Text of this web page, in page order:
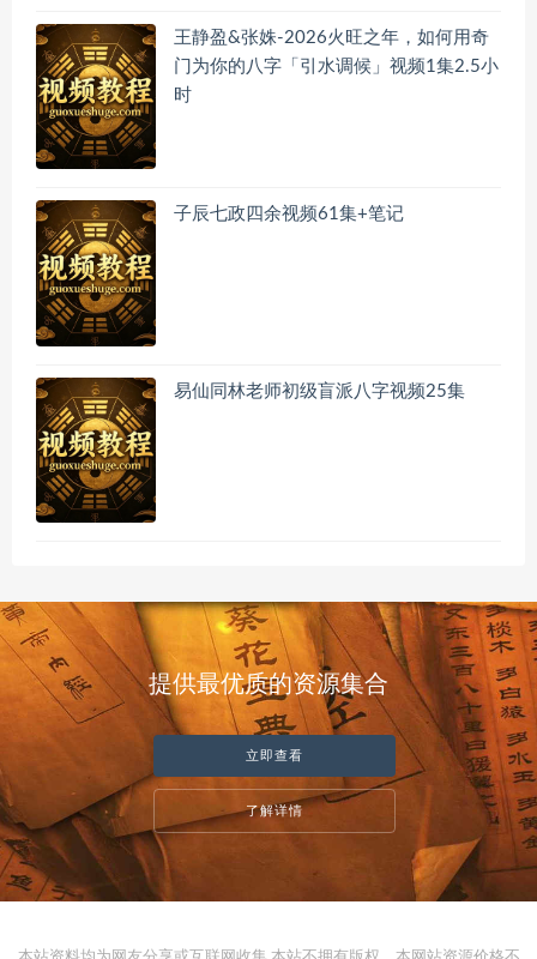
王静盈&张姝-2026火旺之年，如何用奇
门为你的八字「引水调候」视频1集2.5小
时
子辰七政四余视频61集+笔记
易仙同林老师初级盲派八字视频25集
提供最优质的资源集合
立即查看
了解详情